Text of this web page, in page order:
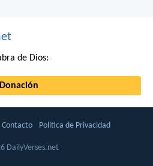
de Dios:
Donación
Contacto Política de Privacidad
DailyVerses.net